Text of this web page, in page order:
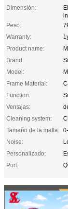
Dimensión:
Peso:
Warranty:
Product name:
Brand:
Model:
Frame Material:
Function:
Ventajas:
Cleaning system:
Tamaño de la malla:
Noise:
Personalizado:
Port: